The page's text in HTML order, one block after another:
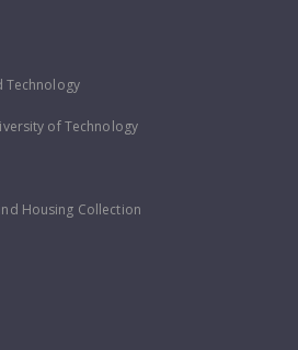
Technology
of Technology
Housing Collection